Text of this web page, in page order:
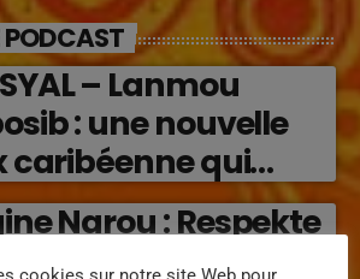
PODCAST
– Lanmou
: une nouvelle
caribéenne qui
les émotions
(2026)
Narou : Respekte
la voix du respect